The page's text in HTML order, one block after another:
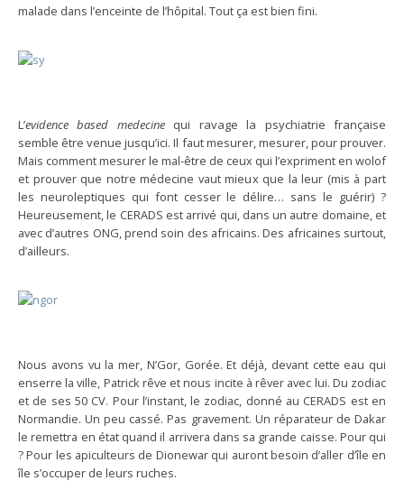
malade dans l’enceinte de l’hôpital. Tout ça est bien fini.
L’evidence based medecinequi ravage la psychiatrie française
semble être venue jusqu’ici.Il faut mesurer, mesurer, pour prouver.
Mais comment mesurer le mal-être de ceux qui l’expriment en wolof
et prouver que notre médecine vaut mieux que la leur (mis à part
les neuroleptiques qui font cesser le délire… sans le guérir) ?
Heureusement, le CERADS est arrivé qui, dans un autre domaine, et
avec d’autres ONG, prend soin des africains. Des africaines surtout,
d’ailleurs.
Nous avons vu la mer, N’Gor, Gorée. Et déjà, devant cette eau qui
enserre la ville, Patrick rêve et nous incite à rêver avec lui. Du zodiac
et de ses 50 CV. Pour l’instant, le zodiac, donné au CERADS est en
Normandie. Un peu cassé. Pas gravement. Un réparateur de Dakar
le remettra en état quand il arrivera dans sa grande caisse. Pour qui
? Pour les apiculteurs de Dionewar qui auront besoin d’aller d’île en
île s’occuper de leurs ruches.